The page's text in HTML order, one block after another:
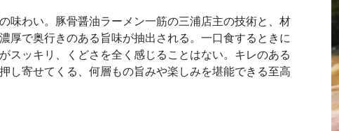
味わい。豚骨醤油ラーメン一筋の三浦店主の技術と、材
厚で奥行きのある旨味が抽出される。一口食するときに
スッキリ、くどさを全く感じることはない。キレのある
し寄せてくる、何層もの旨みや楽しみを堪能できる至高